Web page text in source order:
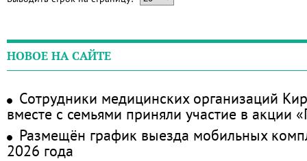
НОВОЕ НА САЙТЕ
Сотрудники медицинских организаций
вместе с семьями приняли участие в акции
Размещён график выезда мобильных
2026 года